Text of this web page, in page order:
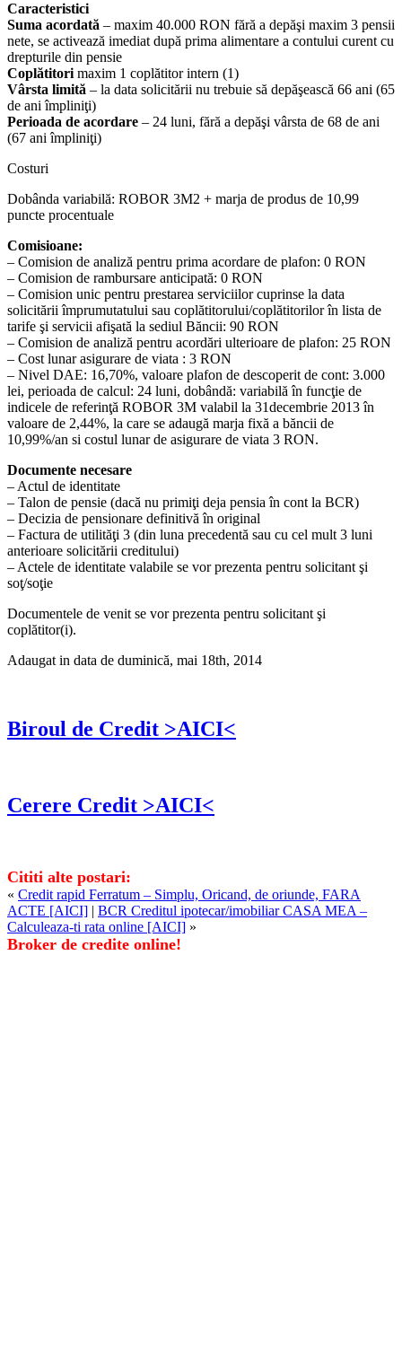
Caracteristici
Suma acordată – maxim 40.000 RON fără a depăşi maxim 3 pensii
nete, se activează imediat după prima alimentare a contului curent cu
drepturile din pensie
Coplătitorimaxim 1 coplătitor intern (1)
Vârsta limită – la data solicitării nu trebuie să depăşească 66 ani (65
de ani împliniţi)
Perioada de acordare – 24 luni, fără a depăşi vârsta de 68 de ani
(67 ani împliniţi)
Costuri
Dobânda variabilă: ROBOR 3M2 + marja de produs de 10,99
puncte procentuale
Comisioane:
– Comision de analiză pentru prima acordare de plafon: 0 RON
– Comision de rambursare anticipată: 0 RON
– Comision unic pentru prestarea serviciilor cuprinse la data
solicitării împrumutatului sau coplătitorului/coplătitorilor în lista de
tarife şi servicii afişată la sediul Băncii: 90 RON
– Comision de analiză pentru acordări ulterioare de plafon: 25 RON
– Cost lunar asigurare de viata : 3 RON
– Nivel DAE: 16,70%, valoare plafon de descoperit de cont: 3.000
lei, perioada de calcul: 24 luni, dobândă: variabilă în funcţie de
indicele de referinţă ROBOR 3M valabil la 31decembrie 2013 în
valoare de 2,44%, la care se adaugă marja fixă a băncii de
10,99%/an si costul lunar de asigurare de viata 3 RON.
Documente necesare
– Actul de identitate
– Talon de pensie (dacă nu primiţi deja pensia în cont la BCR)
– Decizia de pensionare definitivă în original
– Factura de utilităţi 3 (din luna precedentă sau cu cel mult 3 luni
anterioare solicitării creditului)
– Actele de identitate valabile se vor prezenta pentru solicitant şi
soţ/soţie
Documentele de venit se vor prezenta pentru solicitant şi
coplătitor(i).
Adaugat in data de duminică, mai 18th, 2014
Biroul de Credit >AICI<
Cerere Credit >AICI<
Cititi alte postari:
« Credit rapid Ferratum – Simplu, Oricand, de oriunde, FARA
ACTE [AICI] | BCR Creditul ipotecar/imobiliar CASA MEA –
Calculeaza-ti rata online [AICI] »
Broker de credite online!